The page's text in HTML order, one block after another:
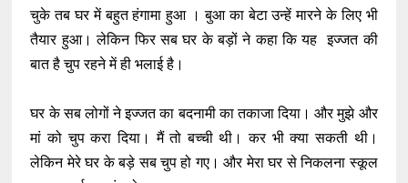
चुके तब घर में बहुत हंगामा हुआ । बुआ का बेटा उन्हें मारने के लिए भी
तैयार हुआ। लेकिन फिर सब घर के बड़ों ने कहा कि यह इज्जत की
बात है चुप रहने में ही भलाई है।
घर के सब लोगों ने इज्जत का बदनामी का तकाजा दिया। और मुझे और
मां को चुप करा दिया। मैं तो बच्ची थी। कर भी क्या सकती थी।
लेकिन मेरे घर के बड़े सब चुप हो गए। और मेरा घर से निकलना स्कूल